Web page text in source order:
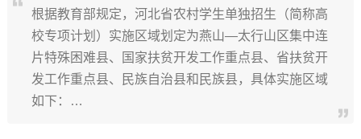
根据教育部规定，河北省农村学生单独招生（简称高
校专项计划）实施区域划定为燕山—太行山区集中连
片特殊困难县、国家扶贫开发工作重点县、省扶贫开
发工作重点县、民族自治县和民族县，具体实施区域
如下：…